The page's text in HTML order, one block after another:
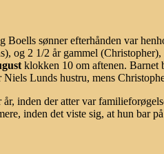
Boells sønner efterhånden var
og 2 1/2 år gammel
klokken 10 om aftenen. Barnet
Niels Lunds hustru, mens
år, inden der atter var
inden det viste sig, at hun bar